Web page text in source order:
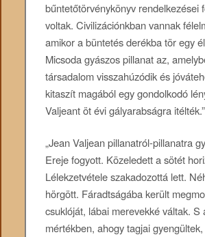
bűntetőtörvénykönyv rendelkezései
voltak. Civilizációnkban vannak
amikor a büntetés derékba tör egy
Micsoda gyászos pillanat az,
társadalom visszahúzódik és
kitaszít magából egy gondolkodó
Valjeant öt évi gályarabságra itélték.”
„Jean Valjean pillanatról-pillanatra
Ereje fogyott. Közeledett a sötét
Lélekzetvétele szakadozottá lett.
hörgött. Fáradtságába került
csuklóját, lábai merevekké váltak. S
mértékben, ahogy tagjai